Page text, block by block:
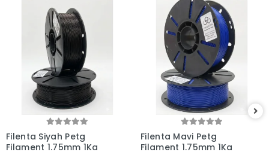
Filenta Siyah Petg
Filament 1.75mm 1Kg
Filenta Mavi Petg
Filament 1.75mm 1Kg